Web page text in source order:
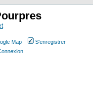
Map
S'enregistrer